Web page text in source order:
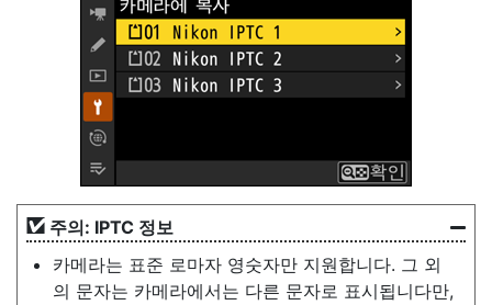
주의: IPTC 정보
카메라는 표준 로마자 영숫자만 지원합니다. 그 외
의 문자는 카메라에서는 다른 문자로 표시됩니다만,